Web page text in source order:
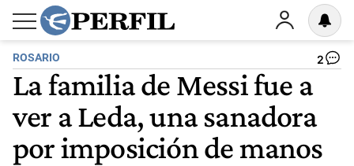
ROSARIO 2
La familia de Messi fue a
ver a Leda, una sanadora
por imposición de manos